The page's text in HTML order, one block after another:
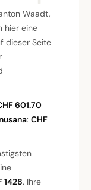
Waadt,
hier eine
dieser Seite
601.70
: CHF
1428. Ihre